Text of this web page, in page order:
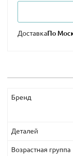
Доставка
Бренд
Деталей
Возрастная группа